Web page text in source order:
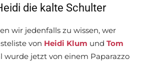
die kalte Schulter
wir jedenfalls zu wissen, wer
von Heidi Klum und Tom
wurde jetzt von einem Paparazzo